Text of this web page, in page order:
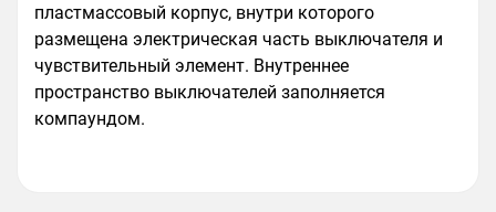
пластмассовый корпус, внутри которого
размещена электрическая часть выключателя и
чувствительный элемент. Внутреннее
пространство выключателей заполняется
компаундом.